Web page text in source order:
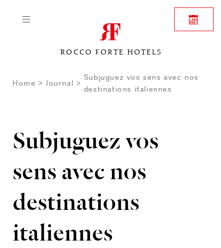
ROCCO FORTE HOTELS
Home Journal
Subjuguez vos sens avec nos
destinations italiennes
Subjuguez vos
sens avec nos
destinations
italiennes